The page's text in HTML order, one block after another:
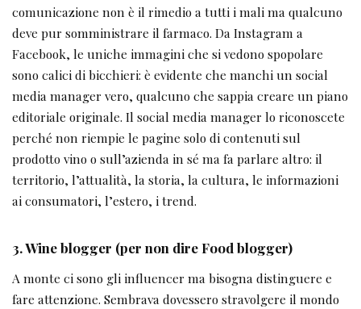
comunicazione non è il rimedio a tutti i mali ma qualcuno
deve pur somministrare il farmaco. Da Instagram a
Facebook, le uniche immagini che si vedono spopolare
sono calici di bicchieri: è evidente che manchi un social
media manager vero, qualcuno che sappia creare un piano
editoriale originale. Il social media manager lo riconoscete
perché non riempie le pagine solo di contenuti sul
prodotto vino o sull’azienda in sé ma fa parlare altro: il
territorio, l’attualità, la storia, la cultura, le informazioni
ai consumatori, l’estero, i trend.
3. Wine blogger (per non dire Food blogger)
A monte ci sono gli influencer ma bisogna distinguere e
fare attenzione. Sembrava dovessero stravolgere il mondo